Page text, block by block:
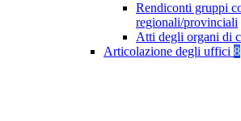
Rendiconti gruppi
regionali/provinciali
Atti degli organi di
Articolazione degli uffici 8